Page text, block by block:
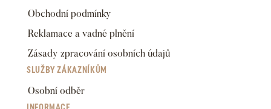
Obchodní podmínky
Reklamace a vadné plnění
Zásady zpracování osobních údajů
SLUŽBY ZÁKAZNÍKŮM
Osobní odběr